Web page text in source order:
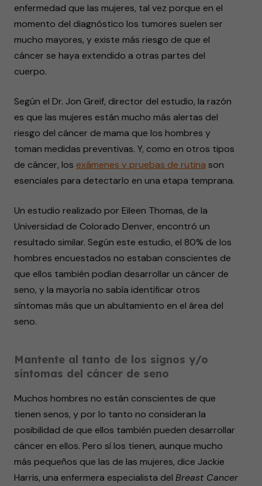
enfermedad que las mujeres, tal vez porque en el
momento del diagnóstico los tumores suelen ser
mucho mayores, y existe más riesgo de que el
cáncer se haya extendido a otras partes del
cuerpo.
Según el Dr. Jon Greif, director del estudio, la razón
es que las mujeres están mucho más alertas del
riesgo del cáncer de mama que los hombres y
toman medidas preventivas. Y, como en otros tipos
de cáncer, los exámenes y pruebas de rutina son
esenciales para detectarlo en una etapa temprana.
Un estudio realizado por Eileen Thomas, de la
Universidad de Colorado Denver, encontró un
resultado similar. Según este estudio, el 80% de los
hombres encuestados no estaban conscientes de
que ellos también podían desarrollar un cáncer de
seno, y la mayoría no sabía identificar otros
síntomas más que un abultamiento en el área del
seno.
Mantente al tanto de los signos y/o
síntomas del cáncer de seno
Muchos hombres no están conscientes de que
tienen senos, y por lo tanto no consideran la
posibilidad de que ellos también pueden desarrollar
cáncer en ellos. Pero sí los tienen, aunque mucho
más pequeños que las de las mujeres, dice Jackie
Harris, una enfermera especialista del Breast Cancer